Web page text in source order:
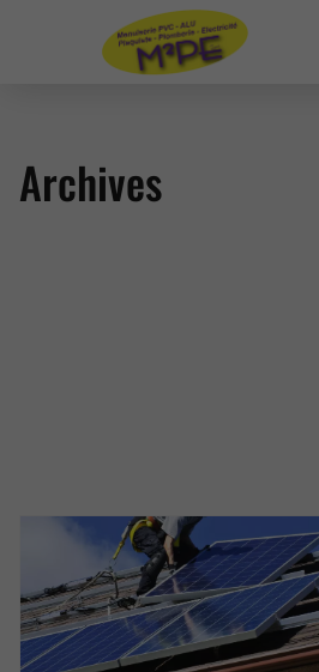
Archives